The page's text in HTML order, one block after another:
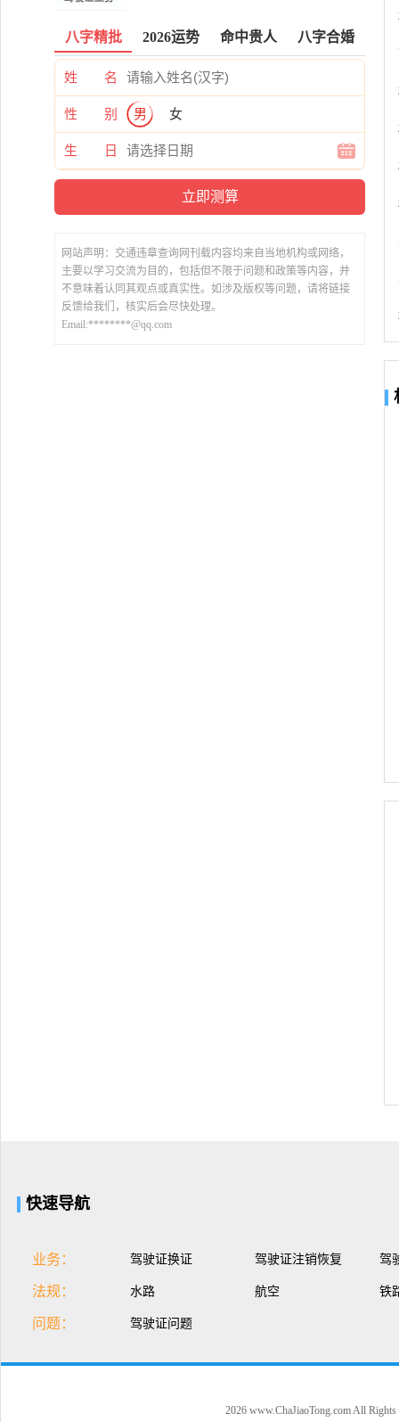
八字精批 2026运势 命中贵人 八字合婚
姓 名
性 别 男 女
生 日
网站声明：交通违章查询网刊载内容均来自当地机构或网络，
主要以学习交流为目的，包括但不限于问题和政策等内容，并
不意味着认同其观点或真实性。如涉及版权等问题，请将链接
反馈给我们，核实后会尽快处理。
Email:********@qq.com
快速导航
业务： 驾驶证换证 驾驶证注销恢复 驾
法规： 水路 航空 铁
问题： 驾驶证问题
2026 www.ChaJiaoTong.com All